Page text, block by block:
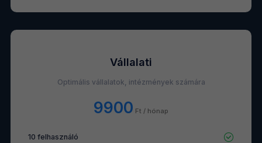
Vállalati
Optimális vállalatok, intézmények számára
9900 Ft / hónap
10 felhasználó